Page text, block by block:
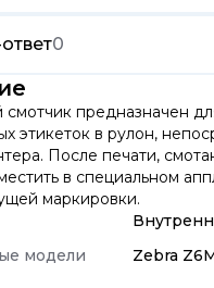
0
смотчик предназначен
этикеток в рулон,
После печати,
в специальном
маркировки.
модели
Zebra